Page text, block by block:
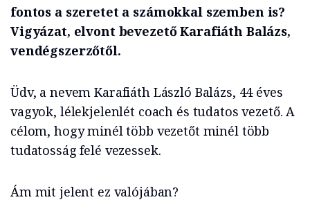
fontos a szeretet a számokkal szemben is?
Vigyázat, elvont bevezető Karafiáth Balázs,
vendégszerzőtől.
Üdv, a nevem Karafiáth László Balázs, 44 éves
vagyok, lélekjelenlét coach és tudatos vezető. A
célom, hogy minél több vezetőt minél több
tudatosság felé vezessek.
Ám mit jelent ez valójában?